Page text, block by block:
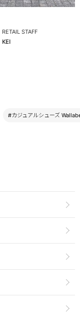
RETAIL STAFF
KEI
#カジュアルシューズ